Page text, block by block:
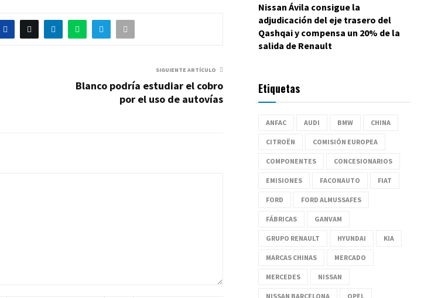
SIGUIENTE ARTÍCULO
Blanco podría estudiar el cobro
por el uso de autovías
Nissan Ávila consigue la
adjudicación del eje trasero del
Qashqai y compensa un 20% de la
salida de Renault
Etiquetas
ANFAC AUDI BMW CHINA
CITROËN COMISIÓN EUROPEA
COMPONENTES CONCESIONARIOS
EMISIONES FACONAUTO FIAT
FORD FORD ALMUSSAFES
FÁBRICAS GANVAM
GRUPO RENAULT HYUNDAI KIA
MARCAS CHINAS MERCADO
MERCEDES NISSAN
NISSAN BARCELONA OPEL